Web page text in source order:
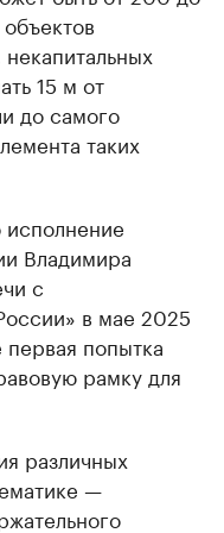
некапитальных
15 м от
до самого
таких
исполнение
Владимира
с
в мае 2025
попытка
рамку для
различных
—